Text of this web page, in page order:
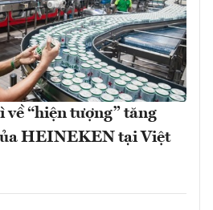
“hiện tượng” tăng
HEINEKEN tại Việt